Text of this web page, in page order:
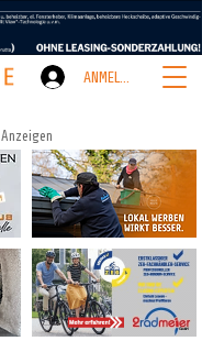
ANMELDEN
Anzeigen